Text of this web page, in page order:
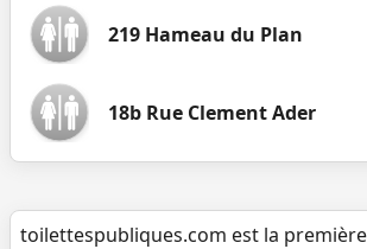
219 Hameau du Plan
18b Rue Clement Ader
toilettespubliques.com est la